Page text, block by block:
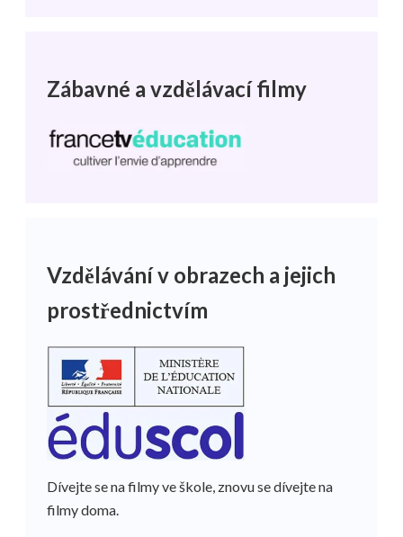
Zábavné a vzdělávací filmy
Vzdělávání v obrazech a jejich
prostřednictvím
Dívejte se na filmy ve škole, znovu se dívejte na
filmy doma.